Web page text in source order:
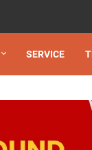
SERVICE